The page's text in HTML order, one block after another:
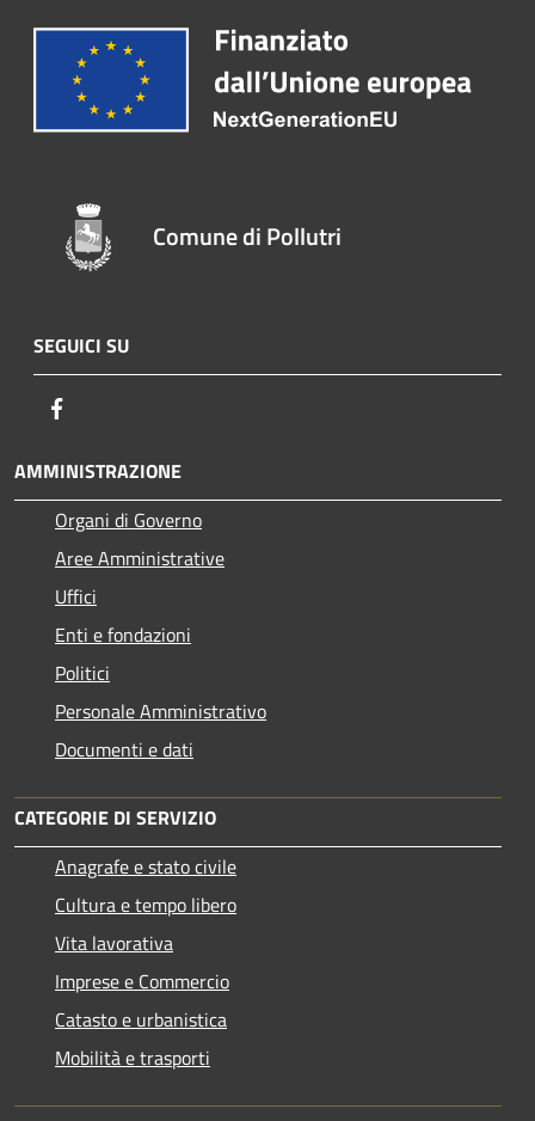
Comune di Pollutri
SEGUICI SU
AMMINISTRAZIONE
Organi di Governo
Aree Amministrative
Uffici
Enti e fondazioni
Politici
Personale Amministrativo
Documenti e dati
CATEGORIE DI SERVIZIO
Anagrafe e stato civile
Cultura e tempo libero
Vita lavorativa
Imprese e Commercio
Catasto e urbanistica
Mobilità e trasporti